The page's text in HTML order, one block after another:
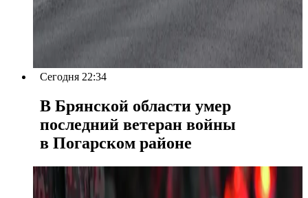
Сегодня 22:34
В Брянской области умер
последний ветеран войны
в Погарском районе